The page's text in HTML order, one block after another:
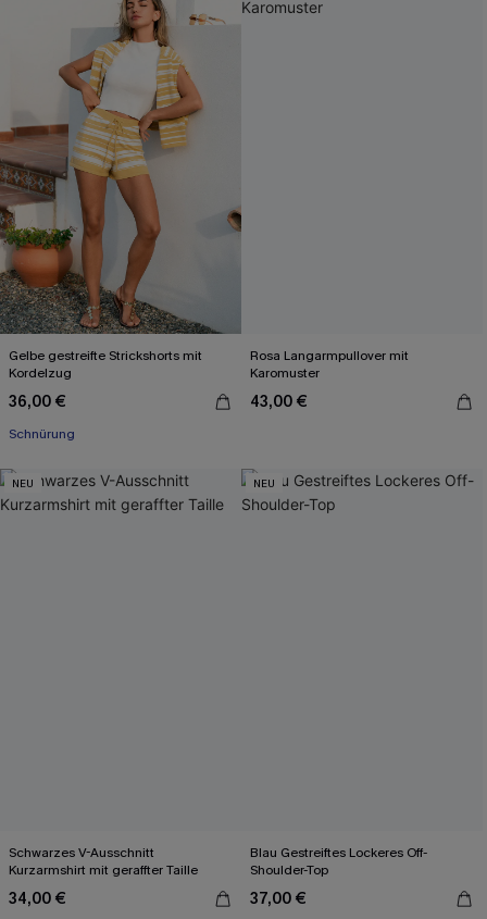
Gelbe gestreifte Strickshorts mit
Kordelzug
36,00 €
Schnürung
Rosa Langarmpullover mit
Karomuster
43,00 €
NEU
Schwarzes V-Ausschnitt
Kurzarmshirt mit geraffter Taille
34,00 €
NEU
Blau Gestreiftes Lockeres Off-
Shoulder-Top
37,00 €